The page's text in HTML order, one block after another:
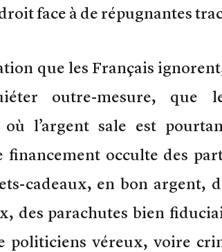
face à de répugnantes
que les Français
outre-mesure, que
où l’argent sale est
financement occulte des
cadeaux, en bon argent,
des parachutes bien
politiciens véreux, voire